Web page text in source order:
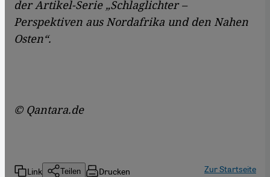
der Artikel-Serie „Schlaglichter –
Perspektiven aus Nordafrika und den Nahen
Osten“.
© Qantara.de
Link Teilen Drucken Zur Startseite